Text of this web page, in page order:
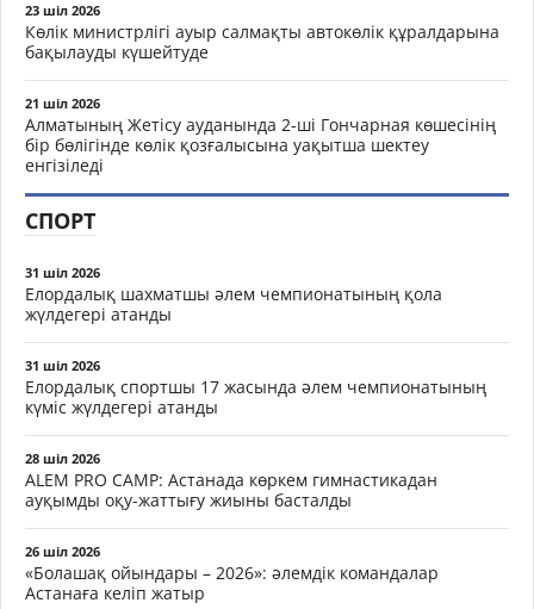
23 шіл 2026
Көлік министрлігі ауыр салмақты автокөлік құралдарына
бақылауды күшейтуде
21 шіл 2026
Алматының Жетісу ауданында 2-ші Гончарная көшесінің
бір бөлігінде көлік қозғалысына уақытша шектеу
енгізіледі
СПОРТ
31 шіл 2026
Елордалық шахматшы әлем чемпионатының қола
жүлдегері атанды
31 шіл 2026
Елордалық спортшы 17 жасында әлем чемпионатының
күміс жүлдегері атанды
28 шіл 2026
ALEM PRO CAMP: Астанада көркем гимнастикадан
ауқымды оқу-жаттығу жиыны басталды
26 шіл 2026
«Болашақ ойындары – 2026»: әлемдік командалар
Астанаға келіп жатыр